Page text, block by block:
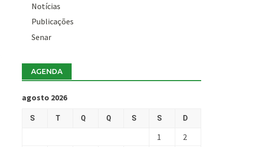
Notícias
Publicações
Senar
AGENDA
agosto 2026
S T Q Q S S D
1
2